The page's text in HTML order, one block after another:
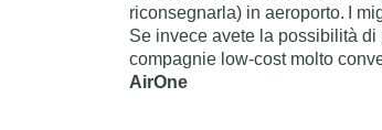
riconsegnarla) in aeroporto.
I
Se invece avete la possibilità
compagnie low-cost molto
AirOne